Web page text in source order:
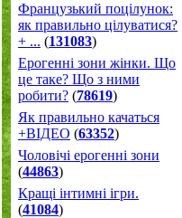
Французький поцілунок:
як правильно цілуватися?
+ ... (131083)
Ерогенні зони жінки. Що
це таке? Що з ними
робити? (78619)
Як правильно качаться
+ВІДЕО (63352)
Чоловічі ерогенні зони
(44863)
Кращі інтимні ігри.
(41084)